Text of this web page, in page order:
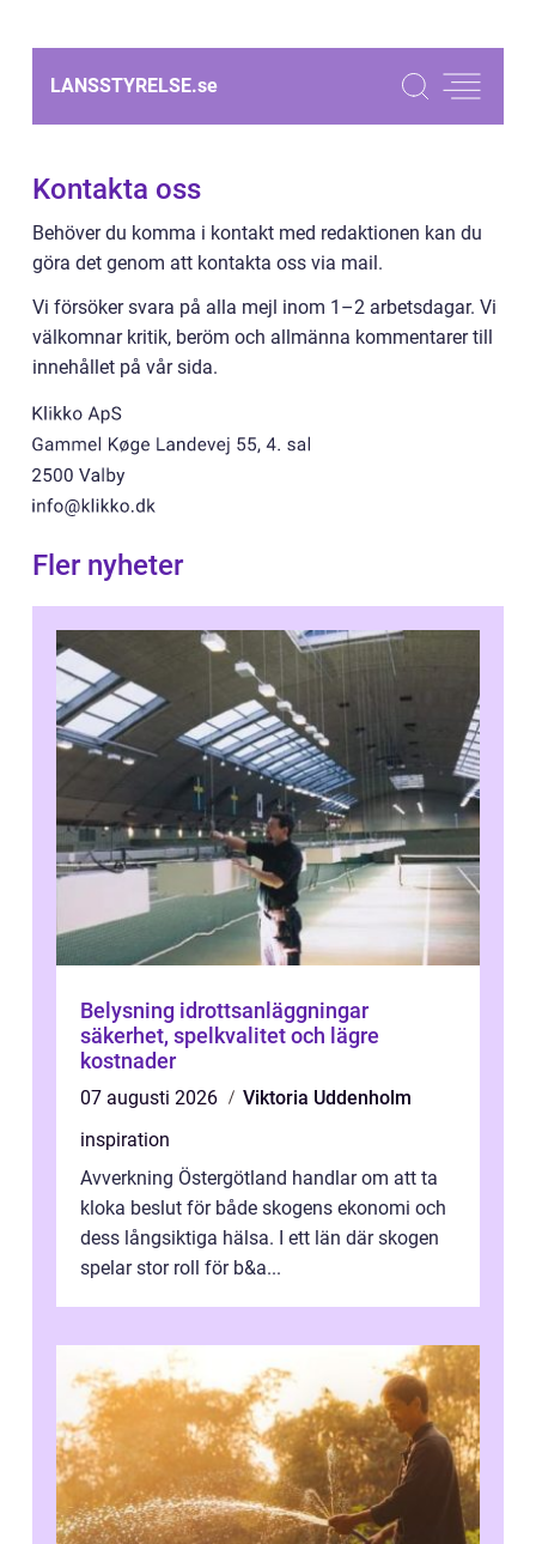
LANSSTYRELSE.se
Kontakta oss
Behöver du komma i kontakt med redaktionen kan du
göra det genom att kontakta oss via mail.
Vi försöker svara på alla mejl inom 1–2 arbetsdagar. Vi
välkomnar kritik, beröm och allmänna kommentarer till
innehållet på vår sida.
Fler nyheter
Belysning idrottsanläggningar
säkerhet, spelkvalitet och lägre
kostnader
07 augusti 2026
Viktoria Uddenholm
inspiration
Avverkning Östergötland handlar om att ta
kloka beslut för både skogens ekonomi och
dess långsiktiga hälsa. I ett län där skogen
spelar stor roll för b&a...